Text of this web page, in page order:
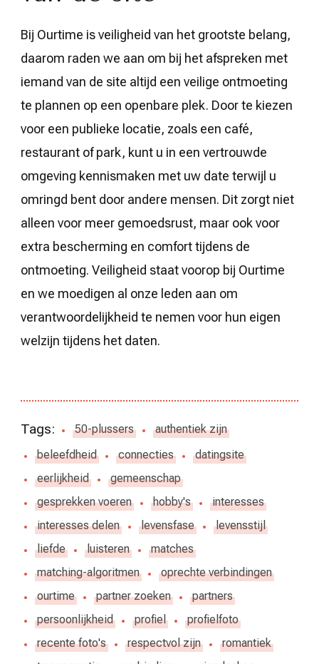
Bij Ourtime is veiligheid van het grootste belang,
daarom raden we aan om bij het afspreken met
iemand van de site altijd een veilige ontmoeting
te plannen op een openbare plek. Door te kiezen
voor een publieke locatie, zoals een café,
restaurant of park, kunt u in een vertrouwde
omgeving kennismaken met uw date terwijl u
omringd bent door andere mensen. Dit zorgt niet
alleen voor meer gemoedsrust, maar ook voor
extra bescherming en comfort tijdens de
ontmoeting. Veiligheid staat voorop bij Ourtime
en we moedigen al onze leden aan om
verantwoordelijkheid te nemen voor hun eigen
welzijn tijdens het daten.
Tags: 50-plussers
authentiek zijn
beleefdheid
connecties
datingsite
eerlijkheid
gemeenschap
gesprekken voeren
hobby's
interesses
interesses delen
levensfase
levensstijl
liefde
luisteren
matches
matching-algoritmen
oprechte verbindingen
ourtime
partner zoeken
partners
persoonlijkheid
profiel
profielfoto
recente foto's
respectvol zijn
romantiek